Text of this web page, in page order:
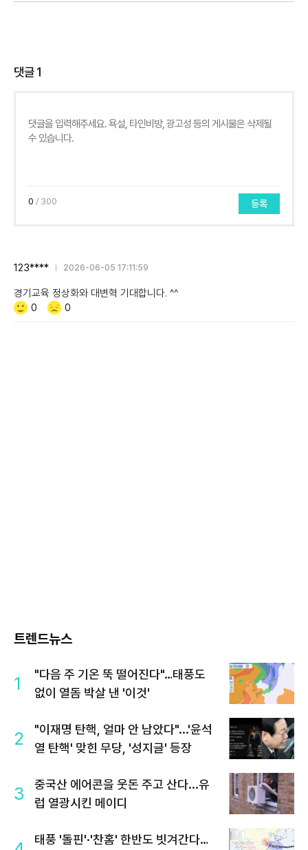
댓글1
0 / 300 등록
123**** 2026-06-05 17:11:59
경기교육 정상화와 대변혁 기대합니다. ^^
Like/Dislike
공
0
비
0
트렌드뉴스
1
"다음 주 기온 뚝 떨어진다"…태풍도
없이 열돔 박살 낸 '이것'
2
"이재명 탄핵, 얼마 안 남았다"...'윤석
열 탄핵' 맞힌 무당, '성지글' 등장
3
중국산 에어콘을 웃돈 주고 산다...유
럽 열광시킨 메이디
태풍 '돌핀'·'찬홈' 한반도 빗겨간다…